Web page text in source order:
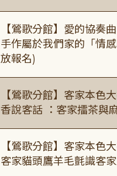
【鶯歌分館】愛的協奏
手作屬於我們家的「情
放報名)
【鶯歌分館】客家本色
香說客話 ：客家擂茶與
【鶯歌分館】客家本色
客家貓頭鷹羊毛氈識客